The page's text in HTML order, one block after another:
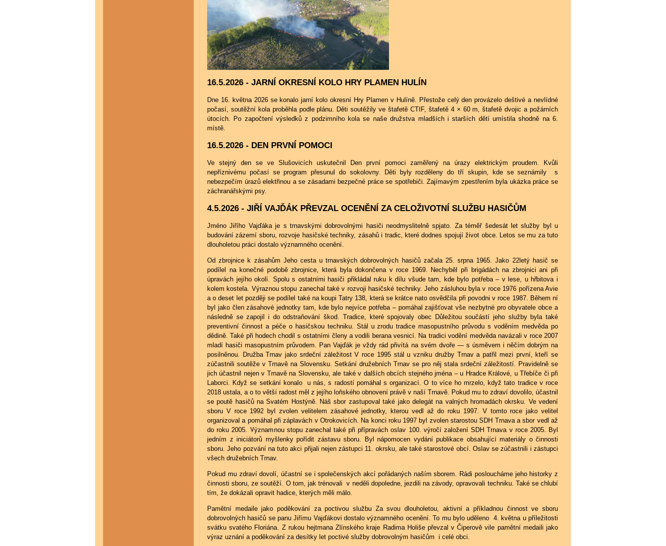
16.5.2026 - JARNÍ OKRESNÍ KOLO HRY PLAMEN HULÍN
Dne 16. května 2026 se konalo jarní kolo okresní Hry Plamen v Hulíně. Přestože celý den provázelo deštivé a nevlídné
počasí, soutěžní kola proběhla podle plánu. Děti soutěžily ve štafetě CTIF, štafetě 4 × 60 m, štafetě dvojic a požárních
útocích. Po započtení výsledků z podzimního kola se naše družstva mladších i starších dětí umístila shodně na 6.
místě.
16.5.2026 - DEN PRVNÍ POMOCI
Ve stejný den se ve Slušovicích uskutečnil Den první pomoci zaměřený na úrazy elektrickým proudem. Kvůli
nepříznivému počasí se program přesunul do sokolovny. Děti byly rozděleny do tří skupin, kde se seznámily s
nebezpečím úrazů elektřinou a se zásadami bezpečné práce se spotřebiči. Zajímavým zpestřením byla ukázka práce se
záchranářskými psy.
4.5.2026 - JIŘÍ VAJĎÁK PŘEVZAL OCENĚNÍ ZA CELOŽIVOTNÍ SLUŽBU HASIČŮM
Jméno Jiřího Vajďáka je s trnavskými dobrovolnými hasiči neodmyslitelně spjato. Za téměř šedesát let služby byl u
budování zázemí sboru, rozvoje hasičské techniky, zásahů i tradic, které dodnes spojují život obce. Letos se mu za tuto
dlouholetou práci dostalo významného ocenění.
Od zbrojnice k zásahům Jeho cesta u trnavských dobrovolných hasičů začala 25. srpna 1965. Jako 22letý hasič se
podílel na konečné podobě zbrojnice, která byla dokončena v roce 1969. Nechyběl při brigádách na zbrojnici ani při
úpravách jejího okolí. Spolu s ostatními hasiči přikládal ruku k dílu všude tam, kde bylo potřeba – v lese, u hřbitova i
kolem kostela. Výraznou stopu zanechal také v rozvoji hasičské techniky. Jeho zásluhou byla v roce 1976 pořízena Avie
a o deset let později se podílel také na koupi Tatry 138, která se krátce nato osvědčila při povodni v roce 1987. Během ní
byl jako člen zásahové jednotky tam, kde bylo nejvíce potřeba – pomáhal zajišťovat vše nezbytné pro obyvatele obce a
následně se zapojil i do odstraňování škod. Tradice, které spojovaly obec Důležitou součástí jeho služby byla také
preventivní činnost a péče o hasičskou techniku. Stál u zrodu tradice masopustního průvodu s voděním medvěda po
dědině. Také při hodech chodil s ostatními členy a vodili berana vesnicí. Na tradici vodění medvěda navázali v roce 2007
mladí hasiči masopustním průvodem. Pan Vajďák je vždy rád přivítá na svém dvoře — s úsměvem i něčím dobrým na
posilněnou. Družba Trnav jako srdeční záležitost V roce 1995 stál u vzniku družby Trnav a patřil mezi první, kteří se
zúčastnili soutěže v Trnavě na Slovensku. Setkání družebních Trnav se pro něj stala srdeční záležitostí. Pravidelně se
jich účastnil nejen v Trnavě na Slovensku, ale také v dalších obcích stejného jména – u Hradce Králové, u Třebíče či při
Laborci. Když se setkání konalo u nás, s radostí pomáhal s organizací. O to více ho mrzelo, když tato tradice v roce
2018 ustala, a o to větší radost měl z jejího loňského obnovení právě v naší Trnavě. Pokud mu to zdraví dovolilo, účastnil
se poutě hasičů na Svatém Hostýně. Náš sbor zastupoval také jako delegát na valných hromadách okrsku. Ve vedení
sboru V roce 1992 byl zvolen velitelem zásahové jednotky, kterou vedl až do roku 1997. V tomto roce jako velitel
organizoval a pomáhal při záplavách v Otrokovicích. Na konci roku 1997 byl zvolen starostou SDH Trnava a sbor vedl až
do roku 2005. Významnou stopu zanechal také při přípravách oslav 100. výročí založení SDH Trnava v roce 2005. Byl
jedním z iniciátorů myšlenky pořídit zástavu sboru. Byl nápomocen vydání publikace obsahující materiály o činnosti
sboru. Jeho pozvání na tuto akci přijali nejen zástupci 11. okrsku, ale také starostové obcí. Oslav se zúčastnili i zástupci
všech družebních Trnav.
Pokud mu zdraví dovolí, účastní se i společenských akcí pořádaných naším sborem. Rádi posloucháme jeho historky z
činnosti sboru, ze soutěží. O tom, jak trénovali v neděli dopoledne, jezdili na závody, opravovali techniku. Také se chlubí
tím, že dokázali opravit hadice, kterých měli málo.
Pamětní medaile jako poděkování za poctivou službu Za svou dlouholetou, aktivní a příkladnou činnost ve sboru
dobrovolných hasičů se panu Jiřímu Vajďákovi dostalo významného ocenění. To mu bylo uděleno 4. května u příležitosti
svátku svatého Floriána. Z rukou hejtmana Zlínského kraje Radima Holiše převzal v Čiperově vile pamětní medaili jako
výraz uznání a poděkování za desítky let poctivé služby dobrovolným hasičům i celé obci.